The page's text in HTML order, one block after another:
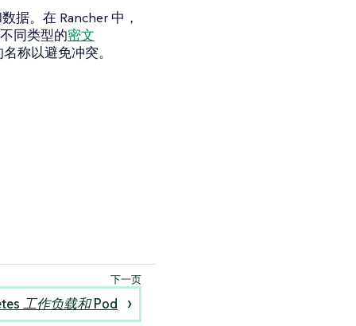
据。在 Rancher 中，
同类型的密文
称以避免冲突。
工作负载和 Pod